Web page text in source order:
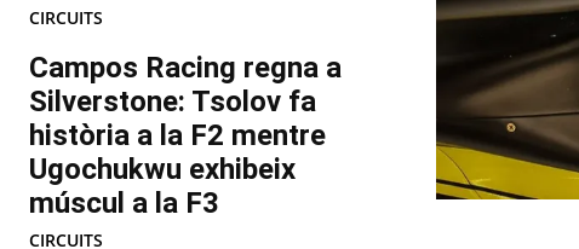
CIRCUITS
Campos Racing regna a
Silverstone: Tsolov fa
història a la F2 mentre
Ugochukwu exhibeix
múscul a la F3
CIRCUITS